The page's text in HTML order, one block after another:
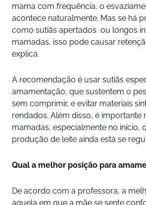
mama com frequência, o
acontece naturalmente. Mas se há
como sutiãs apertados ou longos
mamadas, isso pode causar
explica.
A recomendação é usar sutiãs
amamentação, que sustentem o
sem comprimir, e evitar materiais
rendados. Além disso, é importante
mamadas, especialmente no início,
produção de leite ainda está se
Qual a melhor posição para
De acordo com a professora, a
aquela em que a mãe se sente